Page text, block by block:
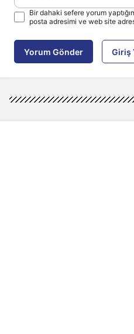
Bir dahaki sefere yorum
posta adresimi ve web site
Yorum Gönder Giriş